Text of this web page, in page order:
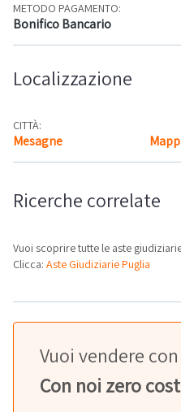
METODO PAGAMENTO:
Bonifico Bancario
Localizzazione
CITTÀ:
Mesagne
Ricerche correlate
Vuoi scoprire tutte le aste
Clicca: Aste Giudiziarie Puglia
Vuoi vendere
Con noi zero